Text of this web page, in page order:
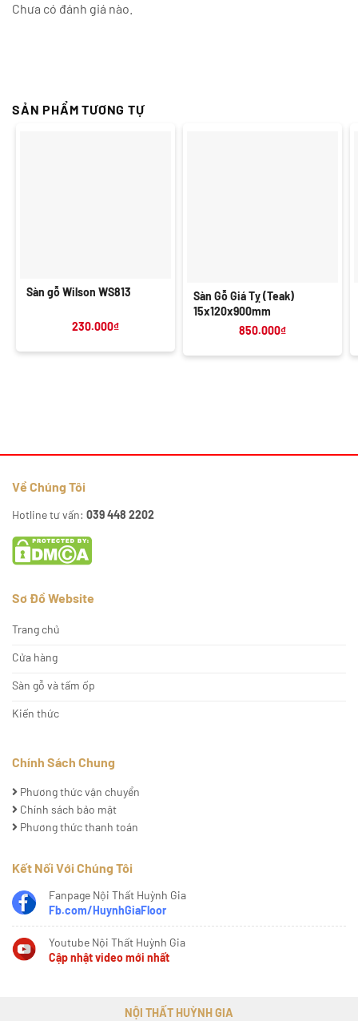
Chưa có đánh giá nào.
SẢN PHẨM TƯƠNG TỰ
Sàn gỗ Wilson WS813
230.000₫
Sàn Gỗ Giá Tỵ (Teak)
15x120x900mm
850.000₫
Về Chúng Tôi
Hotline tư vấn: 039 448 2202
Sơ Đồ Website
Trang chủ
Cửa hàng
Sàn gỗ và tấm ốp
Kiến thức
Chính Sách Chung
Phương thức vận chuyển
Chính sách bảo mật
Phương thức thanh toán
Kết Nối Với Chúng Tôi
Fanpage Nội Thất Huỳnh Gia
Fb.com/HuynhGiaFloor
Youtube Nội Thất Huỳnh Gia
Cập nhật video mới nhất
NỘI THẤT HUỲNH GIA